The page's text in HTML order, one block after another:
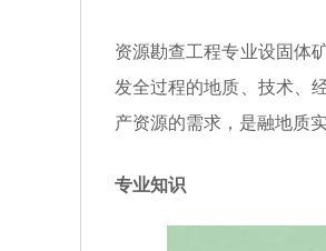
资源勘查工程专业设固体
发全过程的地质、技术、
产资源的需求，是融地质
专业知识